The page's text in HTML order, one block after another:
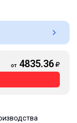
от 4835.36